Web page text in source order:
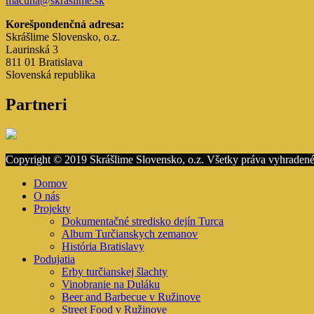
Korešpondenčná adresa:
Skrášlime Slovensko, o.z.
Laurinská 3
811 01 Bratislava
Slovenská republika
Partneri
Copyright © 2019 Skrášlime Slovensko, o.z. Všetky práva
Domov
O nás
Projekty
Dokumentačné stredisko dejín Turca
Album Turčianskych zemanov
História Bratislavy
Podujatia
Erby turčianskej šlachty
Vinobranie na Duláku
Beer and Barbecue v Ružinove
Street Food v Ružinove